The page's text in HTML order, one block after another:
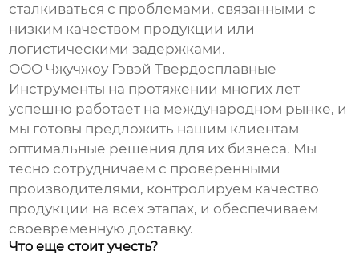
сталкиваться с проблемами, связанными с
низким качеством продукции или
логистическими задержками.
ООО Чжучжоу Гэвэй Твердосплавные
Инструменты на протяжении многих лет
успешно работает на международном рынке, и
мы готовы предложить нашим клиентам
оптимальные решения для их бизнеса. Мы
тесно сотрудничаем с проверенными
производителями, контролируем качество
продукции на всех этапах, и обеспечиваем
своевременную доставку.
Что еще стоит учесть?